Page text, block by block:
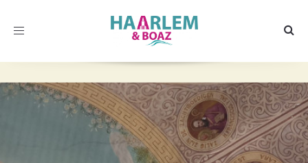
Toggle